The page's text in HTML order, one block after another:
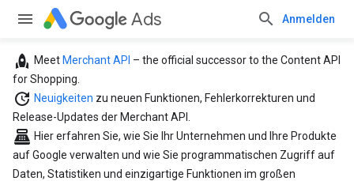
Ads Anmelden
rocket Meet Merchant API – the official successor to the Content API
for Shopping.
update Neuigkeiten zu neuen Funktionen, Fehlerkorrekturen und
Release-Updates der Merchant API.
point_of_sale Hier erfahren Sie, wie Sie Ihr Unternehmen und Ihre Produkte
auf Google verwalten und wie Sie programmatischen Zugriff auf
Daten, Statistiken und einzigartige Funktionen im großen